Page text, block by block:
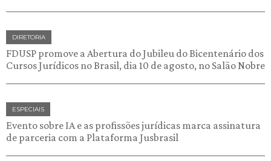
DIRETORIA
FDUSP promove a Abertura do Jubileu do Bicentenário dos
Cursos Jurídicos no Brasil, dia 10 de agosto, no Salão Nobre
ESPECIAIS
Evento sobre IA e as profissões jurídicas marca assinatura
de parceria com a Plataforma Jusbrasil